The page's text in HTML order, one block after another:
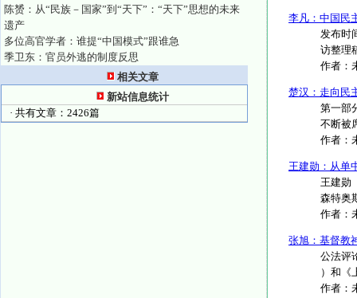
陈赟：从“民族－国家”到“天下”：“天下”思想的未来
遗产
多位高官学者：谁提“中国模式”跟谁急
季卫东：官员外逃的制度反思
相关文章
新站信息统计
· 共有文章：2426篇
李凡：中国民
发布时
访整理
作者：
楚汉：走向民
第一部
不断被
作者：
王建勋：从单
王建勋
森特奥
作者：
张旭：基督教
公法评
）和《
作者：